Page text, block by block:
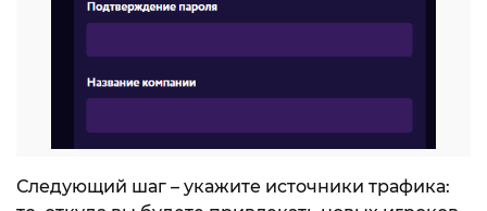
Следующий шаг – укажите источники трафика: